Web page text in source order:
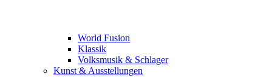
World Fusion
Klassik
Volksmusik & Schlager
Kunst & Ausstellungen